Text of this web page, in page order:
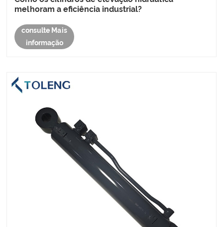
melhoram a eficiência industrial?
consulte Mais
informação